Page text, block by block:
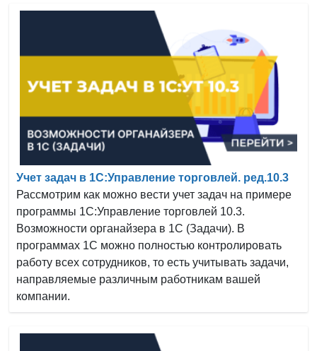
Учет задач в 1С:Управление торговлей. ред.10.3
Рассмотрим как можно вести учет задач на примере
программы 1С:Управление торговлей 10.3.
Возможности органайзера в 1С (Задачи). В
программах 1С можно полностью контролировать
работу всех сотрудников, то есть учитывать задачи,
направляемые различным работникам вашей
компании.